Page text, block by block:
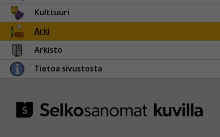
Kulttuuri
Arki
Arkisto
Tietoa sivustosta